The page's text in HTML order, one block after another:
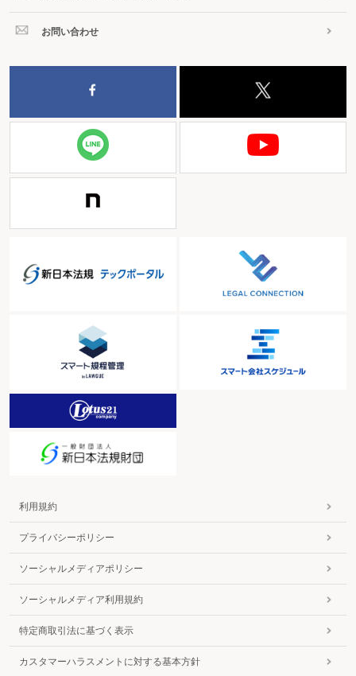
お問い合わせ
利用規約
プライバシーポリシー
ソーシャルメディアポリシー
ソーシャルメディア利用規約
特定商取引法に基づく表示
カスタマーハラスメントに対する基本方針